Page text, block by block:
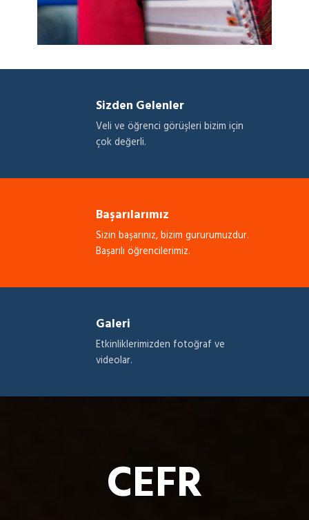
Sizden Gelenler
Veli ve öğrenci görüşleri bizim için
çok değerli.
Başarılarımız
Sizin başarınız, bizim gururumuzdur.
Başarılı öğrencilerimiz.
Galeri
Etkinliklerimizden fotoğraf ve
videolar.
CEFR